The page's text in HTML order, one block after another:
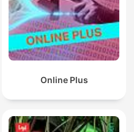
Online Plus